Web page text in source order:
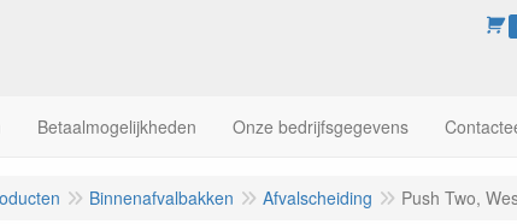
Betaalmogelijkheden Onze bedrijfsgegevens
Binnenafvalbakken Afvalscheiding Push Two,